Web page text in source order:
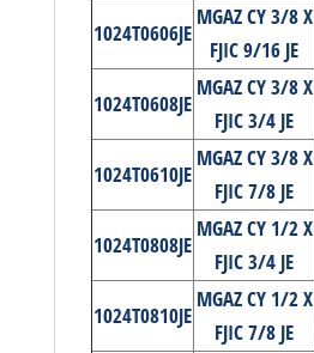
1024T0606JE
MGAZ CY 3/8 X
FJIC 9/16 JE
1024T0608JE
MGAZ CY 3/8 X
FJIC 3/4 JE
1024T0610JE
MGAZ CY 3/8 X
FJIC 7/8 JE
1024T0808JE
MGAZ CY 1/2 X
FJIC 3/4 JE
1024T0810JE
MGAZ CY 1/2 X
FJIC 7/8 JE